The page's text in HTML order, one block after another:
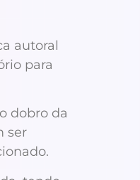
autoral
para
dobro da
ser